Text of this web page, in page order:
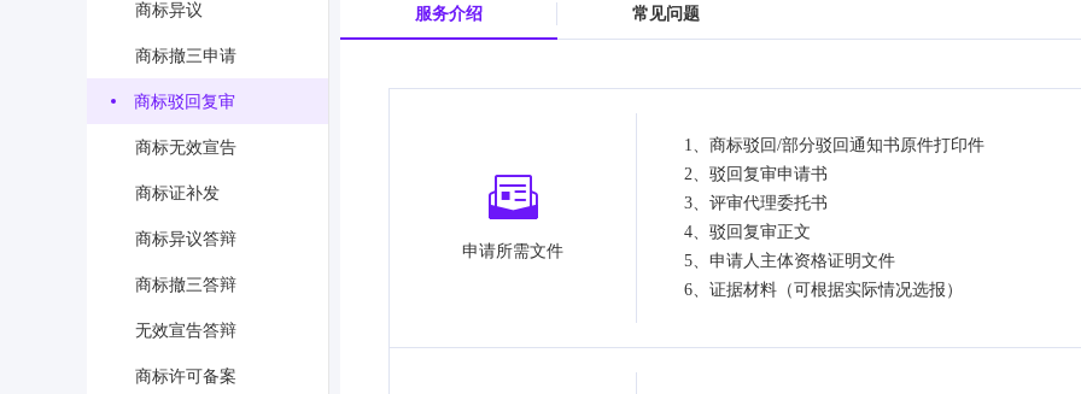
商标异议
商标撤三申请
商标驳回复审
商标无效宣告
商标证补发
商标异议答辩
商标撤三答辩
无效宣告答辩
商标许可备案
服务介绍 常见问题
申请所需文件
1、商标驳回/部分驳回通知书原件打印件
2、驳回复审申请书
3、评审代理委托书
4、驳回复审正文
5、申请人主体资格证明文件
6、证据材料（可根据实际情况选报）